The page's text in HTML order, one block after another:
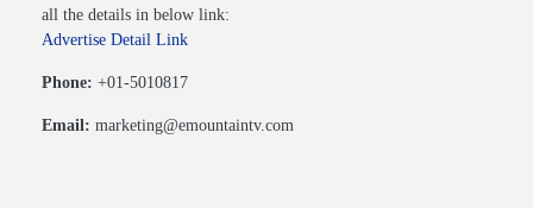
all the details in below link:
Advertise Detail Link
Phone: +01-5010817
Email: marketing@emountaintv.com